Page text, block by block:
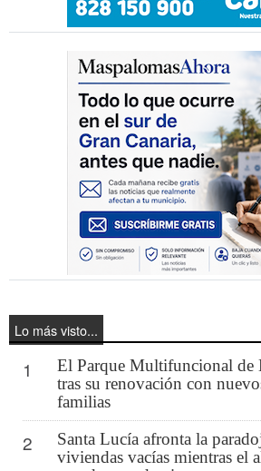
Lo más visto...
1
El Parque Multifuncional de
tras su renovación con
familias
2
Santa Lucía afronta la
viviendas vacías mientras el